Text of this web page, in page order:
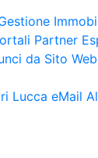
Partner
da Sito Web
Lucca eMail